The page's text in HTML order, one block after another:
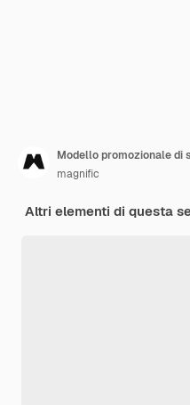
magnific
Altri elementi di questa